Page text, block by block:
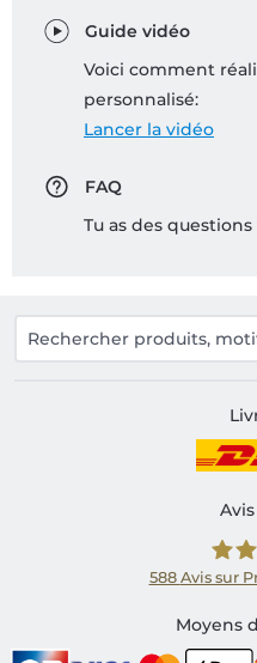
Guide vidéo
Voici comment
personnalisé:
Lancer la vidéo
FAQ
Tu as des
588 Avis sur
Moyens